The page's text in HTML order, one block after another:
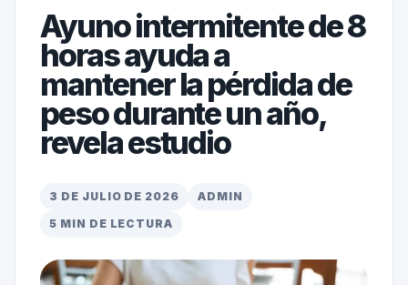
Ayuno intermitente de 8
horas ayuda a
mantener la pérdida de
peso durante un año,
revela estudio
3 DE JULIO DE 2026
ADMIN
5 MIN DE LECTURA